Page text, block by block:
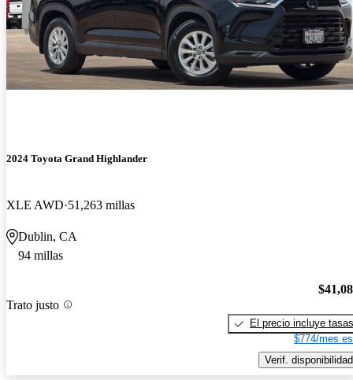
2024 Toyota Grand Highlander
XLE AWD 51,263 millas
Dublin, CA
94 millas
Trato justo
El precio incluye tasas
$774/mes
Verif. disponibilidad